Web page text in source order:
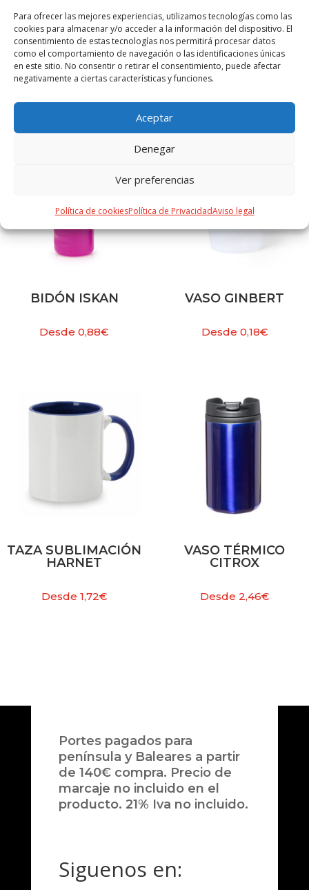
Para ofrecer las mejores experiencias, utilizamos tecnologías como las
cookies para almacenar y/o acceder a la información del dispositivo. El
consentimiento de estas tecnologías nos permitirá procesar datos
como el comportamiento de navegación o las identificaciones únicas
en este sitio. No consentir o retirar el consentimiento, puede afectar
negativamente a ciertas características y funciones.
Aceptar
Denegar
Ver preferencias
Política de cookiesPolítica de PrivacidadAviso legal
de seguridad a juego. Presentado en atractiva caja de
diseño.
BIDÓN ISKAN
Desde0,88€
VASO GINBERT
Desde 0,18€
TAZA SUBLIMACIÓN
HARNET
Desde 1,72€
VASO TÉRMICO
CITROX
Desde 2,46€
Portes pagados para
península y Baleares a partir
de 140€ compra. Precio de
marcaje no incluido en el
producto. 21% Iva no incluido.
Siguenos en: